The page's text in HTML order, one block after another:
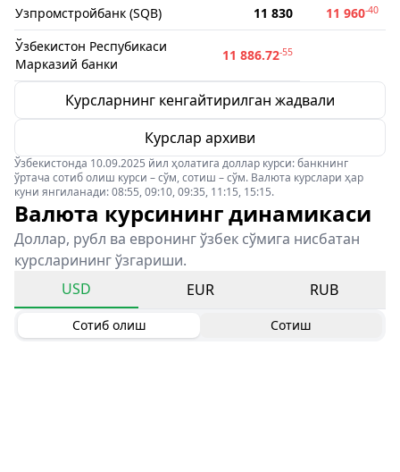
Узпромстройбанк (SQB) 11 830 11 960-40
Ўзбекистон Респубикаси
Марказий банки
11 886.72-55
Курсларнинг кенгайтирилган жадвали
Курслар архиви
Ўзбекистонда 10.09.2025 йил ҳолатига доллар курси: банкнинг
ўртача сотиб олиш курси – сўм, сотиш – сўм. Валюта курслари ҳар
куни янгиланади: 08:55, 09:10, 09:35, 11:15, 15:15.
Валюта курсининг динамикаси
Доллар, рубл ва евронинг ўзбек сўмига нисбатан
курсларининг ўзгариши.
USD
EUR RUB
Сотиб олиш Сотиш